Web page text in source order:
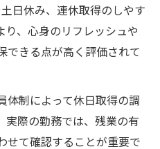
日休み、連休取得のしやす
り、心身のリフレッシュや
できる点が高く評価されて
体制によって休日取得の調
実際の勤務では、残業の有
せて確認することが重要で